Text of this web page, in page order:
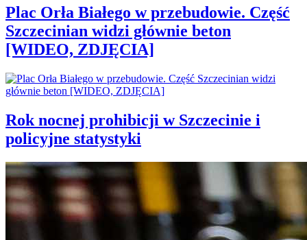
Plac Orła Białego w przebudowie. Część
Szczecinian widzi głównie beton
[WIDEO, ZDJĘCIA]
Rok nocnej prohibicji w Szczecinie i
policyjne statystyki